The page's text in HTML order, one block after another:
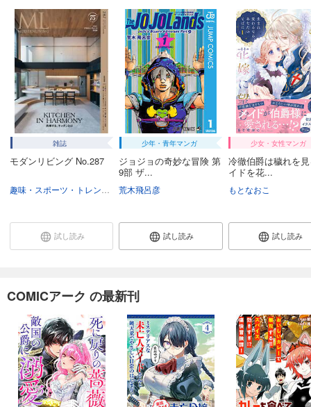
あらすじを表示する
貸した魔力は【リボ払い】で強制徴収～用済みとパーティー追放された俺は、可愛いサポート妖精と一緒に取り立てた魔力を運用して最強を目指す。～（単話版）第31話
円 (税込)
カート
試し読み
あらすじを表示する
貸した魔力は【リボ払い】で強制徴収～用済みとパーティー追放された俺は、可愛いサポート妖精と一緒に取り立てた魔力を運用して最強を目指す。～（単話版）第32話
カート
試し読み
貸した魔力は【リボ払い】で強制徴収～用済みとパーティー追放された俺は、可愛いサポート妖精と一緒に取り立てた魔力を運用して最強を目指す。～（単話版）第33話
132円 (税込)
貸した魔力は【リボ払い】で強制徴収～用済みとパーティー追放された俺は、可愛いサポート妖精と一緒に取り立てた魔力を運用して最強を目指す。～（単話版）第34話
132円 (税込)
カート
試し読み
雑誌
モダンリビング No.287
趣味・スポーツ・トレンド 趣味・生活
試し読み
少年・青年マンガ
ジョジョの奇妙な冒険 第
9部 ザ...
荒木飛呂彦
試し読み
少女・女性マンガ
冷徹伯爵は穢れを
イドを花...
もとなおこ
試し読み
COMICアーク の最新刊